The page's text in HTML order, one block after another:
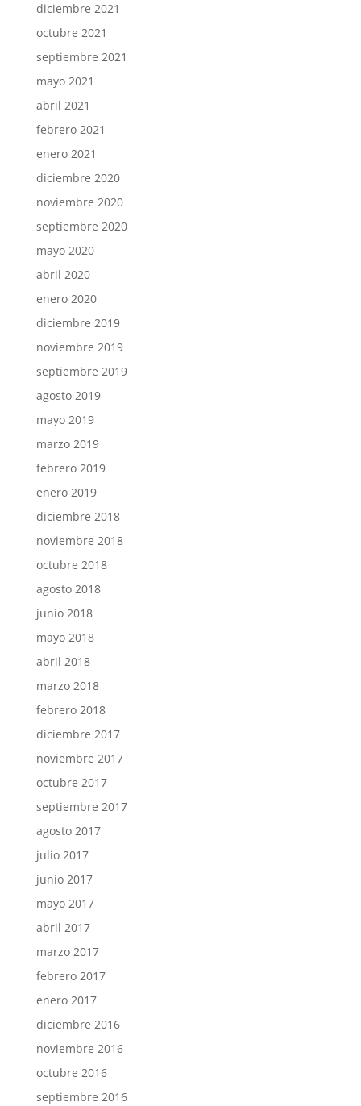
diciembre 2021
octubre 2021
septiembre 2021
mayo 2021
abril 2021
febrero 2021
enero 2021
diciembre 2020
noviembre 2020
septiembre 2020
mayo 2020
abril 2020
enero 2020
diciembre 2019
noviembre 2019
septiembre 2019
agosto 2019
mayo 2019
marzo 2019
febrero 2019
enero 2019
diciembre 2018
noviembre 2018
octubre 2018
agosto 2018
junio 2018
mayo 2018
abril 2018
marzo 2018
febrero 2018
diciembre 2017
noviembre 2017
octubre 2017
septiembre 2017
agosto 2017
julio 2017
junio 2017
mayo 2017
abril 2017
marzo 2017
febrero 2017
enero 2017
diciembre 2016
noviembre 2016
octubre 2016
septiembre 2016